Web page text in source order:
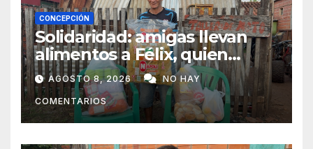
CONCEPCIÓN
Solidaridad: amigas llevan
alimentos a Félix, quien
ahora vende caramelos para
subsistir
AGOSTO 8, 2026 NO HAY
COMENTARIOS